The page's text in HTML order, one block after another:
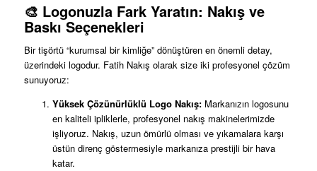
🎨 Logonuzla Fark Yaratın: Nakış ve
Baskı Seçenekleri
Bir tişörtü “kurumsal bir kimliğe” dönüştüren en önemli detay,
üzerindeki logodur. Fatih Nakış olarak size iki profesyonel çözüm
sunuyoruz:
Yüksek Çözünürlüklü Logo Nakış:Markanızın logosunu
en kaliteli ipliklerle, profesyonel nakış makinelerimizde
işliyoruz. Nakış, uzun ömürlü olması ve yıkamalara karşı
üstün direnç göstermesiyle markanıza prestijli bir hava
katar.